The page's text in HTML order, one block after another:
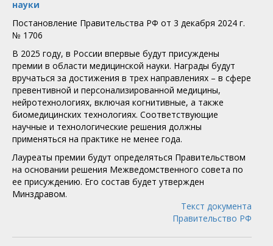
науки
Постановление Правительства РФ от 3 декабря 2024 г.
№ 1706
В 2025 году, в России впервые будут присуждены
премии в области медицинской науки. Награды будут
вручаться за достижения в трех направлениях – в сфере
превентивной и персонализированной медицины,
нейротехнологиях, включая когнитивные, а также
биомедицинских технологиях. Соответствующие
научные и технологические решения должны
применяться на практике не менее года.
Лауреаты премии будут определяться Правительством
на основании решения Межведомственного совета по
ее присуждению. Его состав будет утвержден
Минздравом.
Текст документа
Правительство РФ